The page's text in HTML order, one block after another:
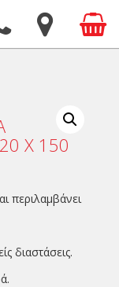
Χ 150
περιλαμβάνει
διαστάσεις.